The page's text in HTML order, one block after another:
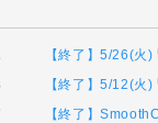
【終了】5/26(火
【終了】5/12(火
【終了】